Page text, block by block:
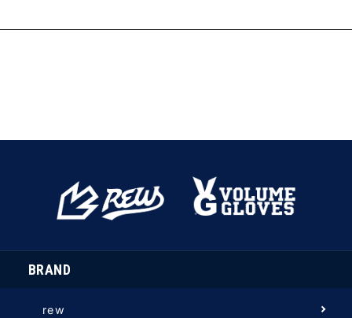
BRAND
rew